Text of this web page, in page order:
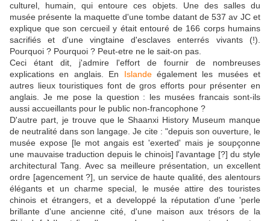
culturel, humain, qui entoure ces objets. Une des salles du
musée présente la maquette d'une tombe datant de 537 av JC et
explique que son cercueil y était entouré de 166 corps humains
sacrifiés et d'une vingtaine d'esclaves enterrés vivants (!).
Pourquoi ? Pourquoi ? Peut-etre ne le sait-on pas.
Ceci étant dit, j'admire l'effort de fournir de nombreuses
explications en anglais. En Islandeégalement les musées et
autres lieux touristiques font de gros efforts pour présenter en
anglais. Je me pose la question : les musées francais sont-ils
aussi accueillants pour le public non-francophone ?
D'autre part, je trouve que le Shaanxi History Museum manque
de neutralité dans son langage. Je cite : "depuis son ouverture, le
musée expose [le mot angais est 'exerted' mais je soupçonne
une mauvaise traduction depuis le chinois] l'avantage [?] du style
architectural Tang. Avec sa meilleure présentation, un excellent
ordre [agencement ?], un service de haute qualité, des alentours
élégants et un charme special, le musée attire des touristes
chinois et étrangers, et a developpé la réputation d'une 'perle
brillante d'une ancienne cité, d'une maison aux trésors de la